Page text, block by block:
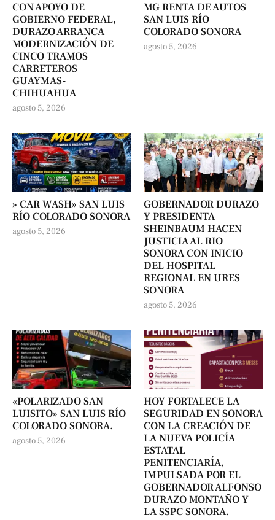
CON APOYO DE
GOBIERNO FEDERAL,
DURAZO ARRANCA
MODERNIZACIÓN DE
CINCO TRAMOS
CARRETEROS
GUAYMAS-
CHIHUAHUA
agosto 5, 2026
MG RENTA DE AUTOS
SAN LUIS RÍO
COLORADO SONORA
agosto 5, 2026
» CAR WASH» SAN LUIS
RÍO COLORADO SONORA
agosto 5, 2026
GOBERNADOR DURAZO
Y PRESIDENTA
SHEINBAUM HACEN
JUSTICIA AL RIO
SONORA CON INICIO
DEL HOSPITAL
REGIONAL EN URES
SONORA
agosto 5, 2026
«POLARIZADO SAN
LUISITO» SAN LUIS RÍO
COLORADO SONORA.
agosto 5, 2026
HOY FORTALECE LA
SEGURIDAD EN SONORA
CON LA CREACIÓN DE
LA NUEVA POLICÍA
ESTATAL
PENITENCIARÍA,
IMPULSADA POR EL
GOBERNADOR ALFONSO
DURAZO MONTAÑO Y
LA SSPC SONORA.